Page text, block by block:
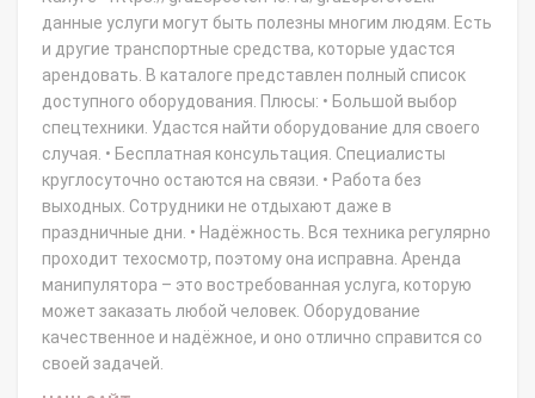
данные услуги могут быть полезны многим людям. Есть
и другие транспортные средства, которые удастся
арендовать. В каталоге представлен полный список
доступного оборудования. Плюсы: • Большой выбор
спецтехники. Удастся найти оборудование для своего
случая. • Бесплатная консультация. Специалисты
круглосуточно остаются на связи. • Работа без
выходных. Сотрудники не отдыхают даже в
праздничные дни. • Надёжность. Вся техника регулярно
проходит техосмотр, поэтому она исправна. Аренда
манипулятора – это востребованная услуга, которую
может заказать любой человек. Оборудование
качественное и надёжное, и оно отлично справится со
своей задачей.